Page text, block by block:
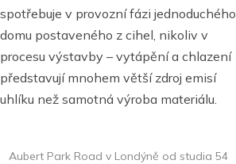
spotřebuje v provozní fázi jednoduchého
domu postaveného z cihel, nikoliv v
procesu výstavby – vytápění a chlazení
představují mnohem větší zdroj emisí
uhlíku než samotná výroba materiálu.
Aubert Park Road v Londýně od studia 54